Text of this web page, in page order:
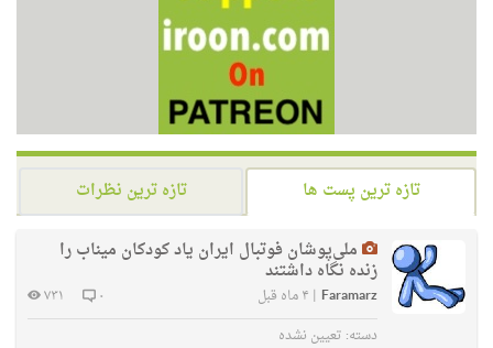
تازه ترین پست ها
تازه ترین نظرات
ملی‌پوشان فوتبال ایران یاد کودکان میناب را
زنده نگاه داشتند
Faramarz
| ۴ ماه قبل ۰
۷۳۱
دسته: تعیین نشده